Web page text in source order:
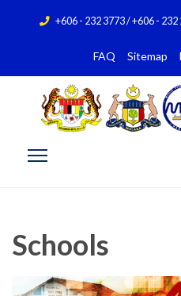
+606 - 232 3773 / +606 - 232
FAQ Sitemap
Schools